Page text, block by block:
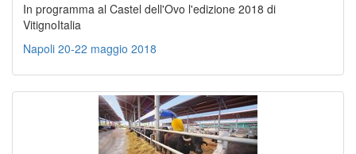
In programma al Castel dell'Ovo l'edizione 2018 di
VitignoItalia
Napoli 20-22 maggio 2018